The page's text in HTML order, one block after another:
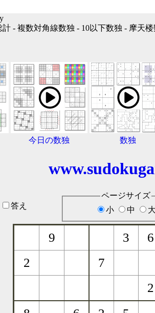
計 - 複数対角線数独 - 10以下数独 - 摩天
今日の数独 数独
答え
ページサイズ
小
中